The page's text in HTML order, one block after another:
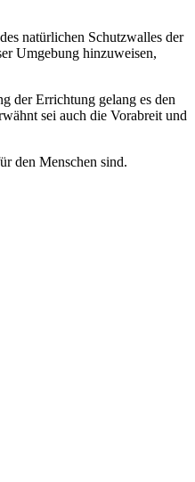
natürlichen Schutzwalles der
Umgebung hinzuweisen,
der Errichtung gelang es den
sei auch die Vorabreit und
den Menschen sind.